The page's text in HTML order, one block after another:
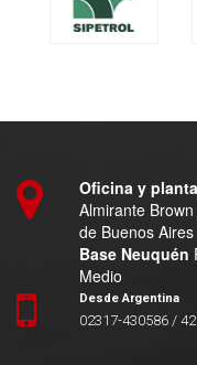
Oficina y
Almirante
de Buenos Aires
Base Neuquén
Medio
Desde Argentina
02317-430586 /